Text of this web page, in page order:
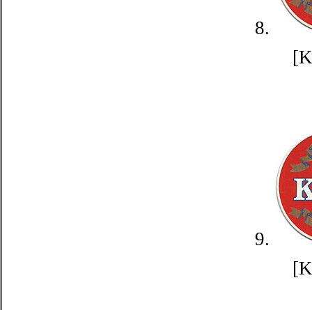
8.
9.